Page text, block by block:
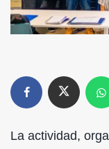
La actividad,